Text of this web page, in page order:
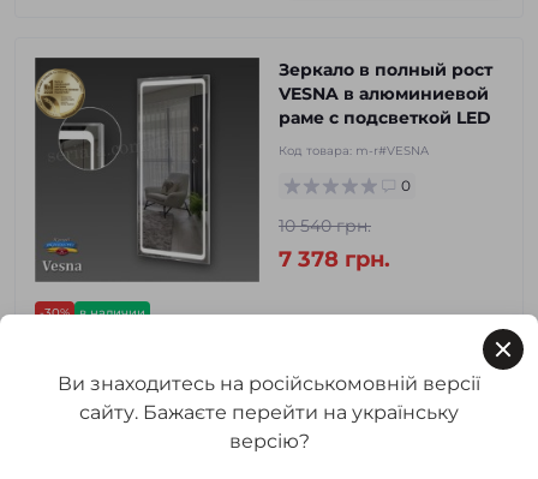
-30% в наличии
Зеркало в полный рост
VESNA в алюминиевой
раме с подсветкой LED
Код товара: m-r#VESNA
0
10 540 грн.
7 378 грн.
В корзину
Ви знаходитесь на російськомовній версії
сайту. Бажаєте перейти на українську
версію?